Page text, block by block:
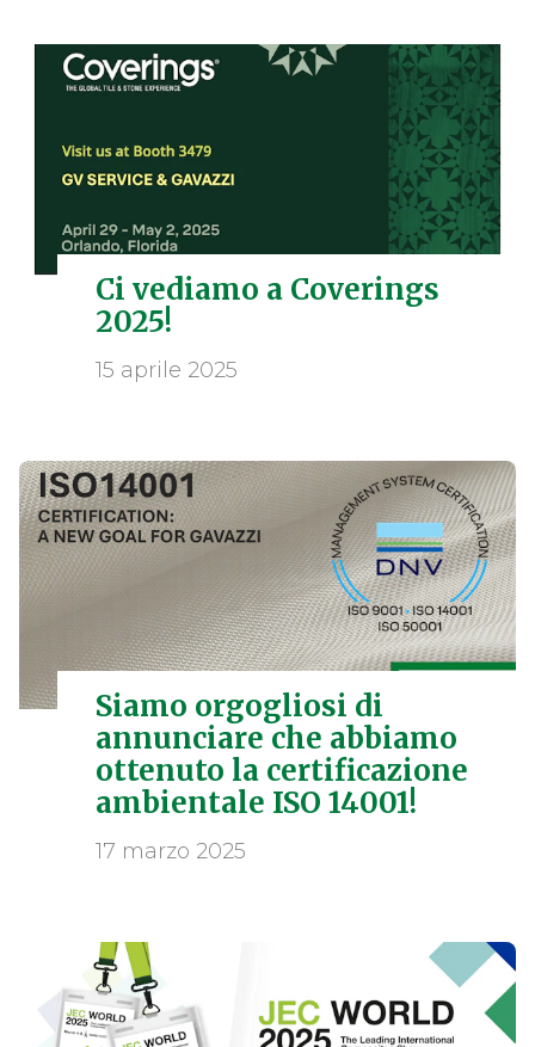
Ci vediamo a Coverings
2025!
15 aprile 2025
Siamo orgogliosi di
annunciare che abbiamo
ottenuto la certificazione
ambientale ISO 14001!
17 marzo 2025